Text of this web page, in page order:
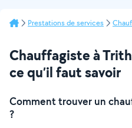
Prestations de services
Chauffagiste à
ce qu’il faut savoir
Comment trouver un
?